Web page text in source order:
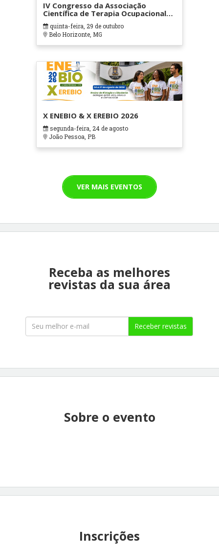
IV Congresso da Associação
Científica de Terapia Ocupacional
em Contextos Hospitalares e
Cuidados Paliativos - ATOHOSP
quinta-feira, 29 de outubro
Belo Horizonte, MG
X ENEBIO & X EREBIO 2026
segunda-feira, 24 de agosto
João Pessoa, PB
VER MAIS EVENTOS
Receba as melhores
revistas da sua área
Receber revistas
Sobre o evento
Inscrições